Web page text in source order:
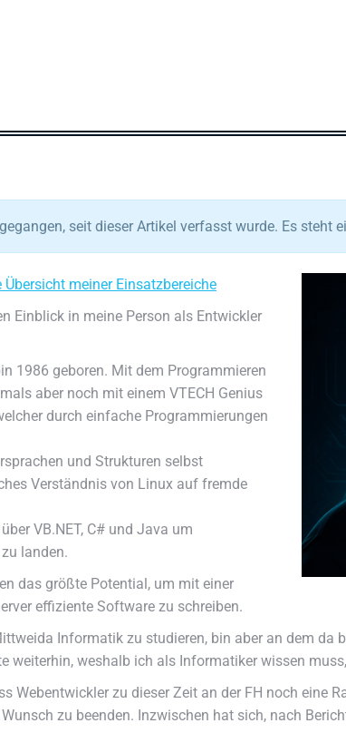
seit dieser Artikel verfasst wurde. Es steht
meiner Einsatzbereiche
Einblick in meine Person als Entwickler
1986 geboren. Mit dem Programmieren
aber noch mit einem VTECH Genius
durch einfache Programmierungen
und Strukturen selbst
Verständnis von Linux auf fremde
VB.NET, C# und Java um
landen.
das größte Potential, um mit einer
effiziente Software zu schreiben.
Informatik zu studieren, bin aber an dem da
weiterhin, weshalb ich als Informatiker wissen
Webentwickler zu dieser Zeit an der FH noch eine
zu beenden. Inzwischen hat sich, nach